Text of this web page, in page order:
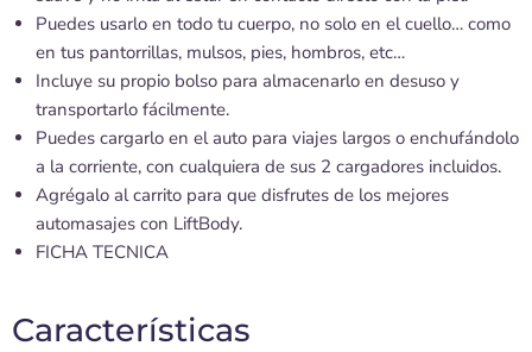
Puedes usarlo en todo tu cuerpo, no solo en el cuello… como
en tus pantorrillas, mulsos, pies, hombros, etc…
Incluye su propio bolso para almacenarlo en desuso y
transportarlo fácilmente.
Puedes cargarlo en el auto para viajes largos o enchufándolo
a la corriente, con cualquiera de sus 2 cargadores incluidos.
Agrégalo al carrito para que disfrutes de los mejores
automasajes con LiftBody.
FICHA TECNICA
Características